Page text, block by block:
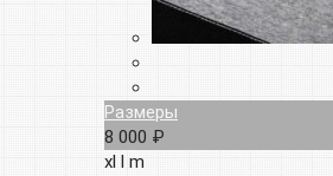
Размеры
8 000 ₽
xl l m